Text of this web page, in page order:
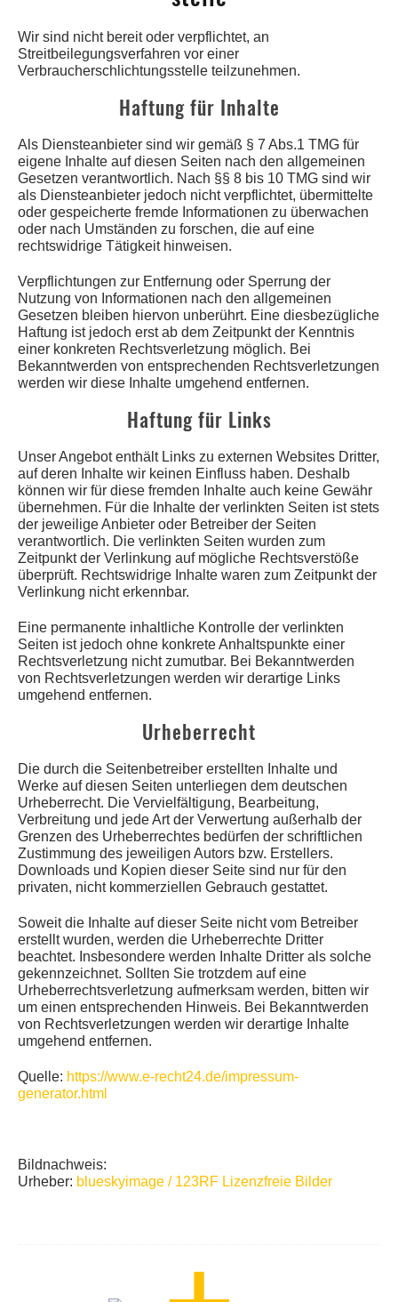
Wir sind nicht bereit oder verpflichtet, an
Streitbeilegungsverfahren vor einer
Verbraucherschlichtungsstelle teilzunehmen.
Haftung für Inhalte
Als Diensteanbieter sind wir gemäß § 7 Abs.1 TMG für
eigene Inhalte auf diesen Seiten nach den allgemeinen
Gesetzen verantwortlich. Nach §§ 8 bis 10 TMG sind wir
als Diensteanbieter jedoch nicht verpflichtet, übermittelte
oder gespeicherte fremde Informationen zu überwachen
oder nach Umständen zu forschen, die auf eine
rechtswidrige Tätigkeit hinweisen.
Verpflichtungen zur Entfernung oder Sperrung der
Nutzung von Informationen nach den allgemeinen
Gesetzen bleiben hiervon unberührt. Eine diesbezügliche
Haftung ist jedoch erst ab dem Zeitpunkt der Kenntnis
einer konkreten Rechtsverletzung möglich. Bei
Bekanntwerden von entsprechenden Rechtsverletzungen
werden wir diese Inhalte umgehend entfernen.
Haftung für Links
Unser Angebot enthält Links zu externen Websites Dritter,
auf deren Inhalte wir keinen Einfluss haben. Deshalb
können wir für diese fremden Inhalte auch keine Gewähr
übernehmen. Für die Inhalte der verlinkten Seiten ist stets
der jeweilige Anbieter oder Betreiber der Seiten
verantwortlich. Die verlinkten Seiten wurden zum
Zeitpunkt der Verlinkung auf mögliche Rechtsverstöße
überprüft. Rechtswidrige Inhalte waren zum Zeitpunkt der
Verlinkung nicht erkennbar.
Eine permanente inhaltliche Kontrolle der verlinkten
Seiten ist jedoch ohne konkrete Anhaltspunkte einer
Rechtsverletzung nicht zumutbar. Bei Bekanntwerden
von Rechtsverletzungen werden wir derartige Links
umgehend entfernen.
Urheberrecht
Die durch die Seitenbetreiber erstellten Inhalte und
Werke auf diesen Seiten unterliegen dem deutschen
Urheberrecht. Die Vervielfältigung, Bearbeitung,
Verbreitung und jede Art der Verwertung außerhalb der
Grenzen des Urheberrechtes bedürfen der schriftlichen
Zustimmung des jeweiligen Autors bzw. Erstellers.
Downloads und Kopien dieser Seite sind nur für den
privaten, nicht kommerziellen Gebrauch gestattet.
Soweit die Inhalte auf dieser Seite nicht vom Betreiber
erstellt wurden, werden die Urheberrechte Dritter
beachtet. Insbesondere werden Inhalte Dritter als solche
gekennzeichnet. Sollten Sie trotzdem auf eine
Urheberrechtsverletzung aufmerksam werden, bitten wir
um einen entsprechenden Hinweis. Bei Bekanntwerden
von Rechtsverletzungen werden wir derartige Inhalte
umgehend entfernen.
Quelle: https://www.e-recht24.de/impressum-
generator.html
Bildnachweis:
Urheber: blueskyimage / 123RF Lizenzfreie Bilder